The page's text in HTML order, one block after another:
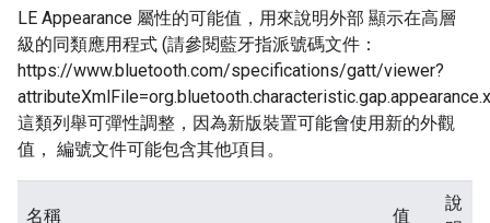
LE Appearance 屬性的可能值，用來說明外部 顯示在高層
級的同類應用程式 (請參閱藍牙指派號碼文件：
https://www.bluetooth.com/specifications/gatt/viewer?
這類列舉可彈性調整，因為新版裝置可能會使用新的外觀
值， 編號文件可能包含其他項目。
名稱 值
說